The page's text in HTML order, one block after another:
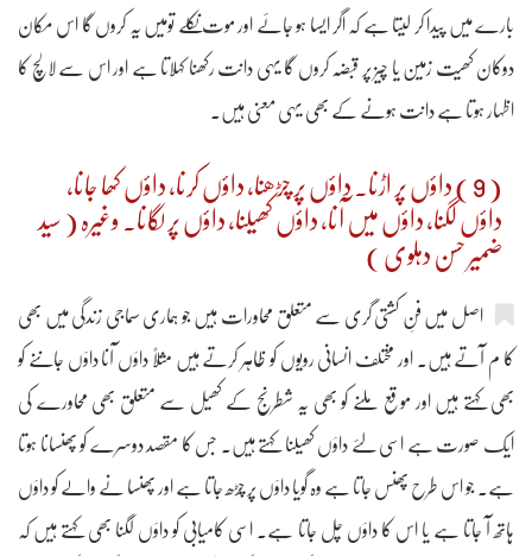
بارے میں پیدا کر لیتا ہے کہ اگر ایسا ہو جائے اور موت نکلے تومیں یہ کروں گا اس مکان
دوکان کھیت زمین یا چیز پر قبضہ کروں گا یہی دانت رکھنا کہلاتا ہے اور اس سے لالچ کا
اظہار ہوتا ہے دانت ہونے کے بھی یہی معنی ہیں۔
( 9 ) داؤں پر اڑنا۔ داؤں پر چڑھنا، داؤں کرنا، داؤں کھا جانا،
داؤں لگنا، داؤں میں آنا، داؤں کھیلنا، داؤں پر لگانا۔ وغیرہ ( سید
ضمیر حسن دہلوی )
اصل میں فنِ کشتی گری سے متعلق محاورات ہیں جو ہماری سماجی زندگی میں بھی
کا م آتے ہیں۔ اور مختلف انسانی رویوں کو ظاہر کرتے ہیں مثلاً داؤں آنا داؤں جاننے کو
بھی کہتے ہیں اور موقع ملنے کو بھی یہ شطرنج کے کھیل سے متعلق بھی محاورے کی
ایک صورت ہے اسی لئے داؤں کھیلنا کہتے ہیں۔ جس کا مقصد دوسرے کو پھنسانا ہوتا
ہے۔ جو اس طرح پھنس جاتا ہے وہ گویا داؤں پر چڑھ جاتا ہے اور پھنسا نے والے کو داؤں
ہاتھ آ جاتا ہے یا اس کا داؤں چل جاتا ہے۔ اسی کامیابی کو داؤں لگنا بھی کہتے ہیں کہ